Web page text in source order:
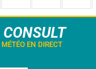
CONSULT
MÉTÉO EN DIRECT